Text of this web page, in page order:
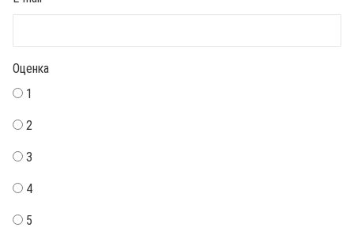
Оценка
1
2
3
4
5